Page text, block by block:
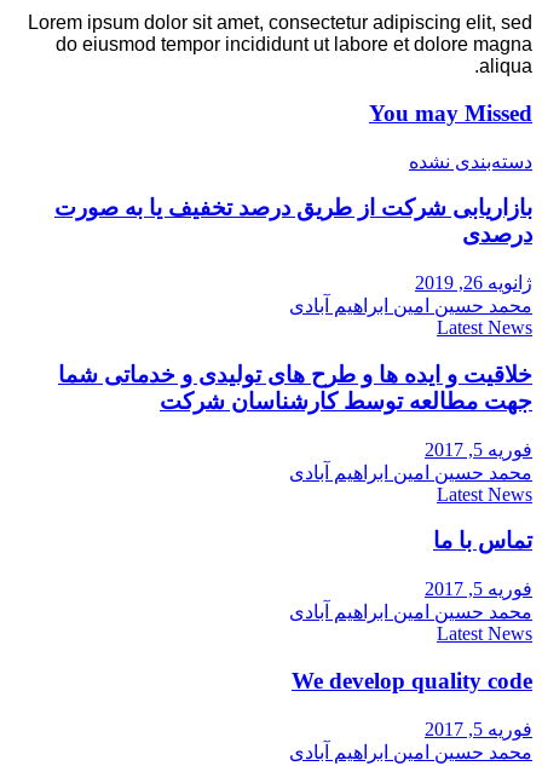
Lorem ipsum dolor sit amet, consectetur adipiscing elit, sed
do eiusmod tempor incididunt ut labore et dolore magna
aliqua.
You may Missed
دسته‌بندی نشده
بازاریابی شرکت از طریق درصد تخفیف یا به صورت
درصدی
ژانویه 26, 2019
محمد حسین امین ابراهیم آبادی
Latest News
خلاقیت و ایده ها و طرح های تولیدی و خدماتی شما
جهت مطالعه توسط کارشناسان شرکت
فوریه 5, 2017
محمد حسین امین ابراهیم آبادی
Latest News
تماس با ما
فوریه 5, 2017
محمد حسین امین ابراهیم آبادی
Latest News
We develop quality code
فوریه 5, 2017
محمد حسین امین ابراهیم آبادی